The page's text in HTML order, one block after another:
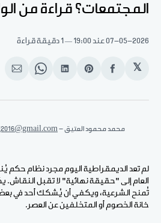
المجتمعات؟ قراءة من
07-05-2026عند 19:00 1 دقيقة قراءة
𝕏
انشر
الفيسبوك
Share
Pinterest
انشر
لينكد
Shareانشر
محمد محمود العتيق -
لم تعد الديمقراطية اليوم مجرد نظام حكم
العام إلى "حقيقة نهائية" لا تقبل النقاش.
تُمنح الشرعية، ويكفي أن يُشكك أحد في
خانة الخصوم أو المتخلفين عن العصر.